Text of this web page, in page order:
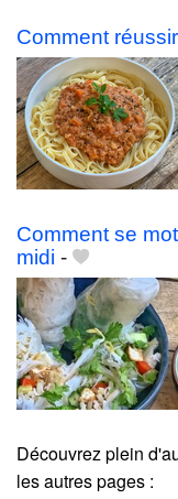
Comment
Comment se
midi -
Découvrez plein
les autres pages :